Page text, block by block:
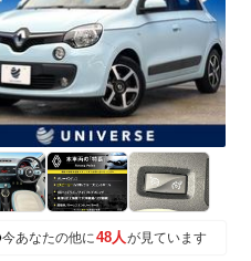
今あなたの他に48人が見ています